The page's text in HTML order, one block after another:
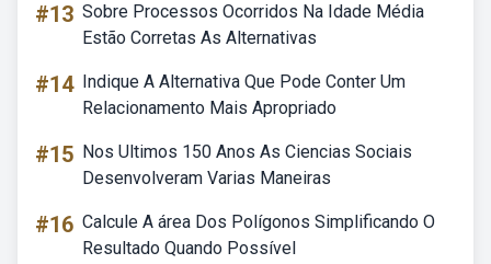
#13 Sobre Processos Ocorridos Na Idade Média
Estão Corretas As Alternativas
#14 Indique A Alternativa Que Pode Conter Um
Relacionamento Mais Apropriado
#15 Nos Ultimos 150 Anos As Ciencias Sociais
Desenvolveram Varias Maneiras
#16 Calcule A área Dos Polígonos Simplificando O
Resultado Quando Possível